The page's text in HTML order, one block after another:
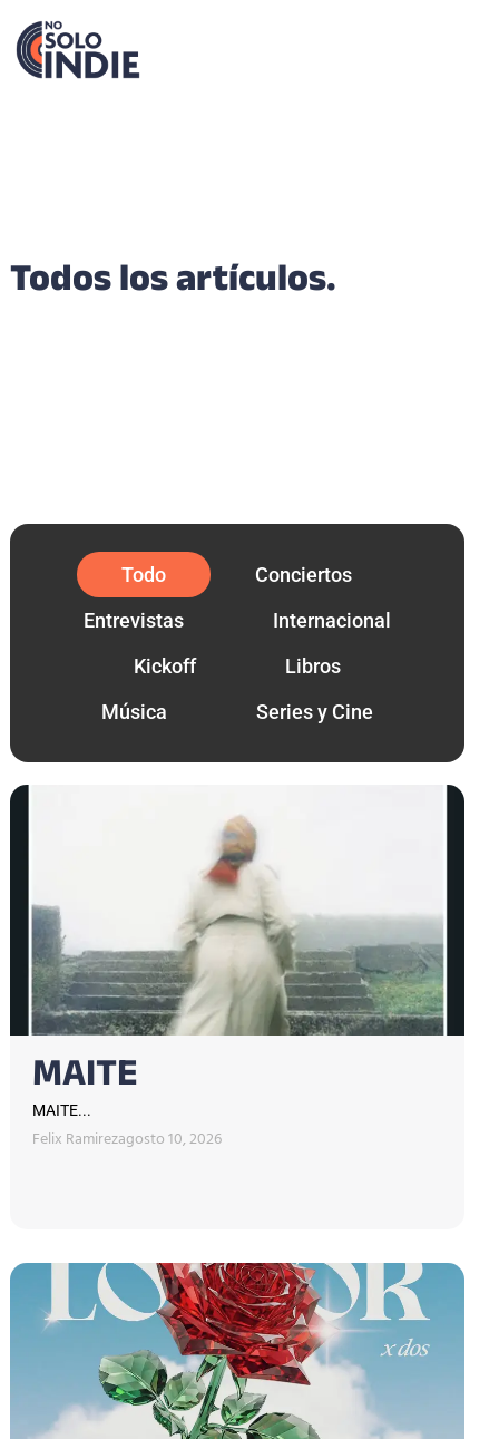
Todos los artículos.
Conciertos
Entrevistas
Internacional
Kickoff
Libros
Música
Series y Cine
Todo
MAITE
MAITE...
Felix Ramirezagosto 10, 2026